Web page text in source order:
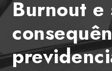
Burnout e